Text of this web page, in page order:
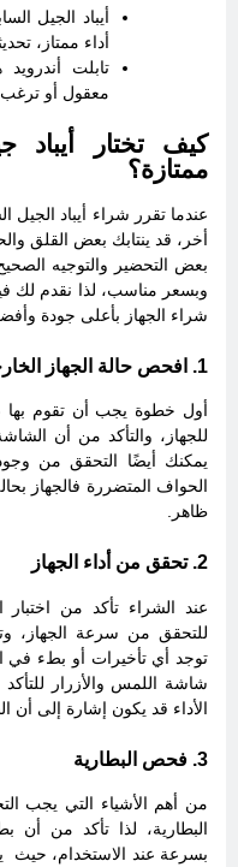
أيباد الجيل
أداء ممتاز،
تابلت
معقول أو
كيف تختار أيباد
ممتازة؟
عندما تقرر شراء أيباد الجيل
أخر، قد ينتابك بعض القلق
بعض التحضير والتوجيه
وبسعر مناسب، لذا نقدم لك
شراء الجهاز بأعلى جودة
1. افحص حالة الجهاز الخارجية
أول خطوة يجب أن تقوم بها
للجهاز، والتأكد من أن
يمكنك أيضًا التحقق من
الحواف المتضررة فالجهاز
ظاهر.
2. تحقق من أداء الجهاز
عند الشراء تأكد من اختبار
للتحقق من سرعة الجهاز،
توجد أي تأخيرات أو بطء في
شاشة اللمس والأزرار
الأداء قد يكون إشارة إلى أن
3. فحص البطارية
من أهم الأشياء التي يجب
البطارية، لذا تأكد من أن
بسرعة عند الاستخدام، حيث